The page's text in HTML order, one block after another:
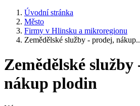
Úvodní stránka
Město
Firmy v Hlinsku a mikroregionu
Zemědělské služby - prodej,
Zemědělské
nákup plodin